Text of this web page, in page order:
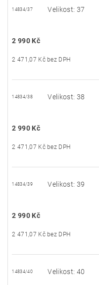
14834/37 Velikost: 37
2 990 Kč
2 471,07 Kč bez DPH
14834/38 Velikost: 38
2 990 Kč
2 471,07 Kč bez DPH
14834/39 Velikost: 39
2 990 Kč
2 471,07 Kč bez DPH
14834/40 Velikost: 40